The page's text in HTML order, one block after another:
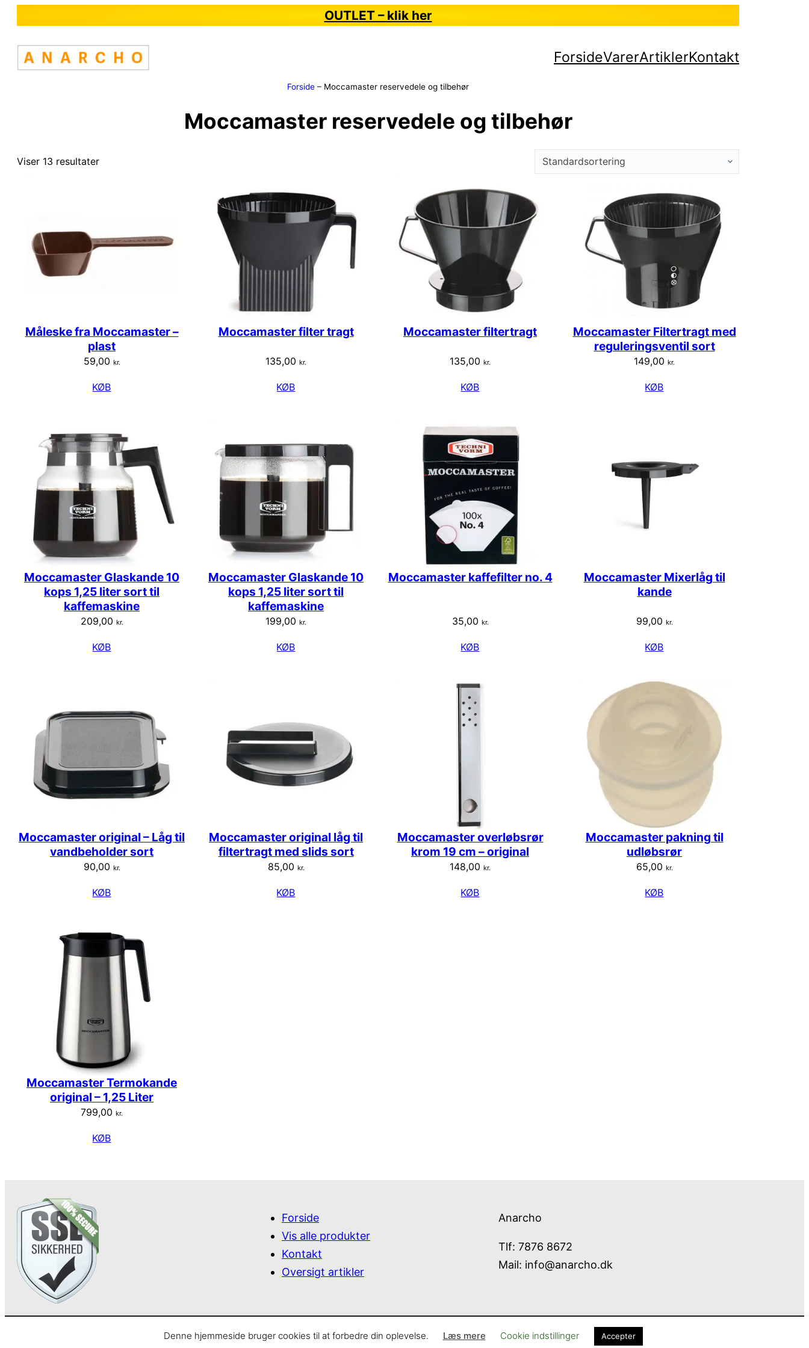
OUTLET – klik her
ForsideVarerArtiklerKontakt
Forside – Moccamaster reservedele og tilbehør
Moccamaster reservedele og tilbehør
Viser 13 resultater
Måleske fra Moccamaster –
plast
59,00 kr.
KØB
Moccamaster filter tragt
135,00 kr.
KØB
Moccamaster filtertragt
135,00 kr.
KØB
Moccamaster Filtertragt med
reguleringsventil sort
149,00 kr.
KØB
Moccamaster Glaskande 10
kops 1,25 liter sort til
kaffemaskine
209,00 kr.
KØB
Moccamaster Glaskande 10
kops 1,25 liter sort til
kaffemaskine
199,00 kr.
KØB
Moccamaster kaffefilter no. 4
35,00 kr.
KØB
Moccamaster Mixerlåg til
kande
99,00 kr.
KØB
Moccamaster original – Låg til
vandbeholder sort
90,00 kr.
KØB
Moccamaster original låg til
filtertragt med slids sort
85,00 kr.
KØB
Moccamaster overløbsrør
krom 19 cm – original
148,00 kr.
KØB
Moccamaster pakning til
udløbsrør
65,00 kr.
KØB
Moccamaster Termokande
original – 1,25 Liter
799,00 kr.
KØB
Forside
Vis alle produkter
Kontakt
Oversigt artikler
Anarcho
Tlf: 7876 8672
Mail: info@anarcho.dk
Anarcho – alt i Hårde Hvidevarer Cookie- og privatlivspolitik
Denne hjemmeside bruger cookies til at forbedre din oplevelse. Læs mere Cookie indstillinger Accepter